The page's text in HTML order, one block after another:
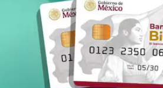
Espiritualidad
abre en nueva pestaña
México